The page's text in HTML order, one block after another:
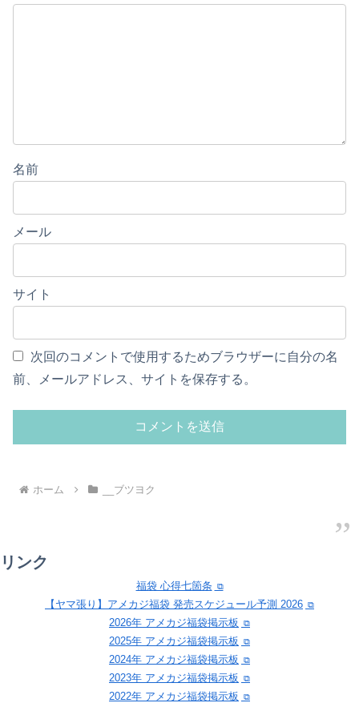
名前
メール
サイト
次回のコメントで使用するためブラウザーに自分の名
前、メールアドレス、サイトを保存する。
ホーム __ブツヨク
リンク
福袋 心得七箇条
【ヤマ張り】アメカジ福袋 発売スケジュール予測 2026
2026年 アメカジ福袋掲示板
2025年 アメカジ福袋掲示板
2024年 アメカジ福袋掲示板
2023年 アメカジ福袋掲示板
2022年 アメカジ福袋掲示板